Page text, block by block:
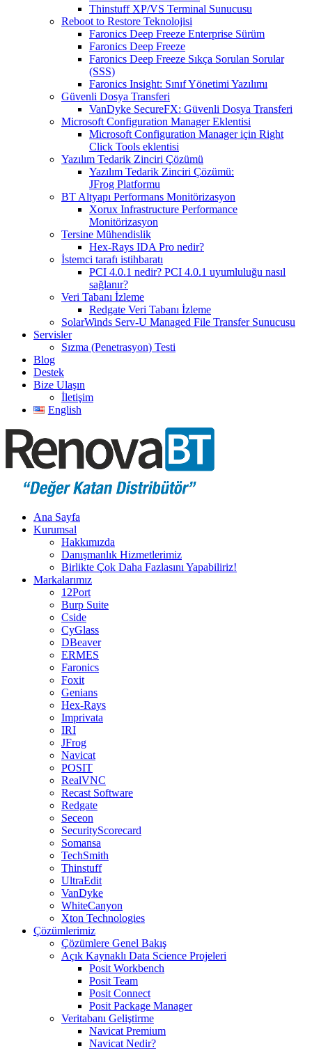
Thinstuff XP/VS Terminal Sunucusu
Reboot to Restore Teknolojisi
Faronics Deep Freeze Enterprise Sürüm
Faronics Deep Freeze
Faronics Deep Freeze Sıkça Sorulan Sorular
(SSS)
Faronics Insight: Sınıf Yönetimi Yazılımı
Güvenli Dosya Transferi
VanDyke SecureFX: Güvenli Dosya Transferi
Microsoft Configuration Manager Eklentisi
Microsoft Configuration Manager için Right
Click Tools eklentisi
Yazılım Tedarik Zinciri Çözümü
Yazılım Tedarik Zinciri Çözümü:
JFrog Platformu
BT Altyapı Performans Monitörizasyon
Xorux Infrastructure Performance
Monitörizasyon
Tersine Mühendislik
Hex-Rays IDA Pro nedir?
İstemci tarafı istihbaratı
PCI 4.0.1 nedir? PCI 4.0.1 uyumluluğu nasıl
sağlanır?
Veri Tabanı İzleme
Redgate Veri Tabanı İzleme
SolarWinds Serv-U Managed File Transfer Sunucusu
Servisler
Sızma (Penetrasyon) Testi
Blog
Destek
Bize Ulaşın
İletişim
English
Ana Sayfa
Kurumsal
Hakkımızda
Danışmanlık Hizmetlerimiz
Birlikte Çok Daha Fazlasını Yapabiliriz!
Markalarımız
12Port
Burp Suite
Cside
CyGlass
DBeaver
ERMES
Faronics
Foxit
Genians
Hex-Rays
Imprivata
IRI
JFrog
Navicat
POSIT
RealVNC
Recast Software
Redgate
Seceon
SecurityScorecard
Somansa
TechSmith
Thinstuff
UltraEdit
VanDyke
WhiteCanyon
Xton Technologies
Çözümlerimiz
Çözümlere Genel Bakış
Açık Kaynaklı Data Science Projeleri
Posit Workbench
Posit Team
Posit Connect
Posit Package Manager
Veritabanı Geliştirme
Navicat Premium
Navicat Nedir?